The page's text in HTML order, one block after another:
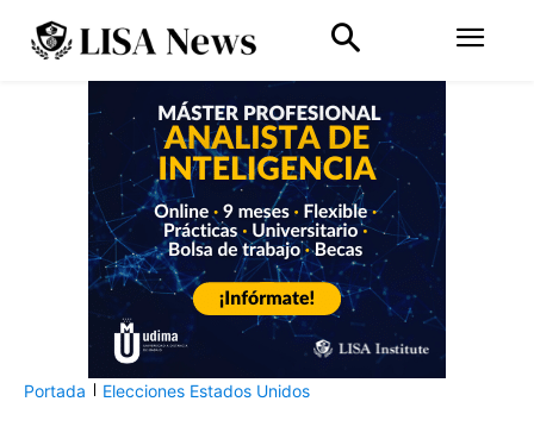
Portada Elecciones Estados Unidos